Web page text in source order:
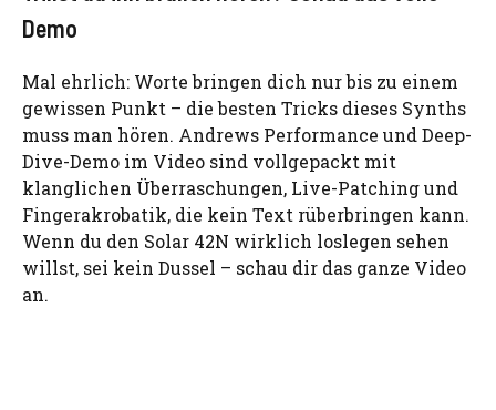
Demo
Mal ehrlich: Worte bringen dich nur bis zu einem
gewissen Punkt – die besten Tricks dieses Synths
muss man hören. Andrews Performance und Deep-
Dive-Demo im Video sind vollgepackt mit
klanglichen Überraschungen, Live-Patching und
Fingerakrobatik, die kein Text rüberbringen kann.
Wenn du den Solar 42N wirklich loslegen sehen
willst, sei kein Dussel – schau dir das ganze Video
an.